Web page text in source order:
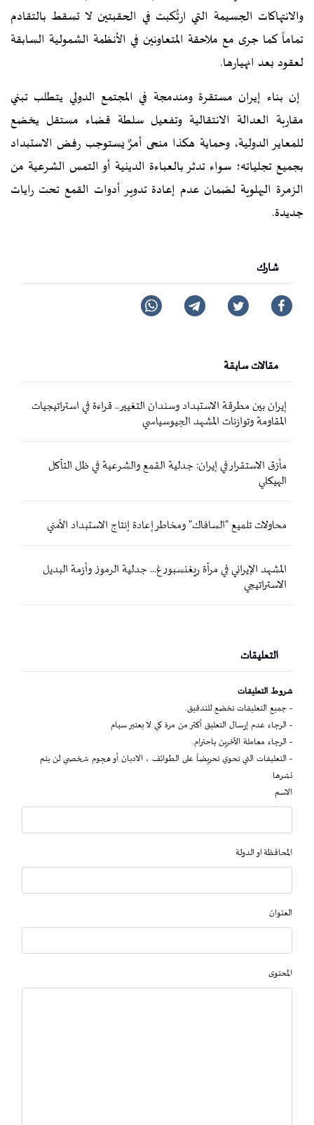
والانتهاكات الجسيمة التي ارتُكبت في الحقبتين لا تسقط بالتقادم
تماماً كما جرى مع ملاحقة المتعاونين في الأنظمة الشمولية السابقة
لعقود بعد انهيارها.
إن بناء إيران مستقرة ومندمجة في المجتمع الدولي يتطلب تبني
مقاربة العدالة الانتقالية وتفعيل سلطة قضاء مستقل يخضع
للمعاير الدولية، وحماية هكذا منحى أمرٌ يستوجب رفض الاستبداد
بجميع تجلياته؛ سواء تدثر بالعباءة الدينية أو التمس الشرعية من
الزمرة البهلوية لضمان عدم إعادة تدوير أدوات القمع تحت رايات
جديدة.
شارك
مقالات سابقة
إيران بين مطرقة الاستبداد وسندان التغيير.. قراءة في استراتيجيات
المقاومة وتوازنات المشهد الجيوسياسي
مأزق الاستقرار في إيران: جدلية القمع والشرعية في ظل التآكل
الهيكلي
محاولات تلميع "السافاك" ومخاطر إعادة إنتاج الاستبداد الأمني
المشهد الإيراني في مرآة ريغنسبورغ... جدلية الرموز وأزمة البديل
الاستراتيجي
التعليقات
شروط التعليقات
- جميع التعليقات تخضع للتدقيق.
- الرجاء عدم إرسال التعليق أكثر من مرة كي لا يعتبر سبام
- الرجاء معاملة الآخرين باحترام.
- التعليقات التي تحوي تحريضاً على الطوائف ، الاديان أو هجوم شخصي لن يتم
نشرها
الاسم
المحافظة او الدولة
العنوان
المحتوى